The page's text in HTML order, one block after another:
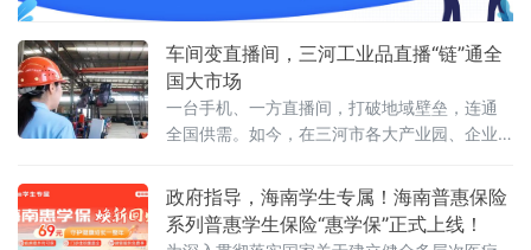
构筑首都“新国门”，打造京津冀协同发展的重要
引擎，国际交往中心功能承载区的定位愈发清
晰、分量愈发厚重。
车间变直播间，三河工业品直播“链”通全
国大市场
一台手机、一方直播间，打破地域壁垒，连通
全国供需。如今，在三河市各大产业园、企业
尚。从智能家居制造到精密工业制冷，从越野
改装配件到高端装备制造，越来越多三河传统
工业企业跳出线下经销、上门拓客的固有模
政府指导，海南学生专属！海南普惠保险
系列普惠学生保险“惠学保”正式上线！